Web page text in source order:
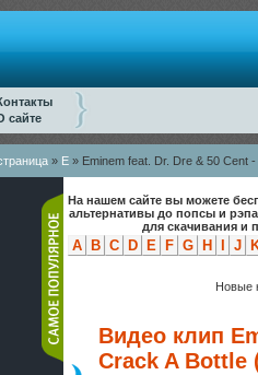
сайте
» E » Eminem feat. Dr. Dre & 50 Cent
На нашем сайте вы можете
альтернативы до попсы и
для скачивания и
A B C D E F G H J
Новые
Видео клип
Crack A Bottle